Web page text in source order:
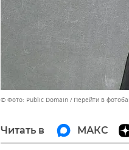
© Фото: Public Domain Перейти в
Читать в МАКС